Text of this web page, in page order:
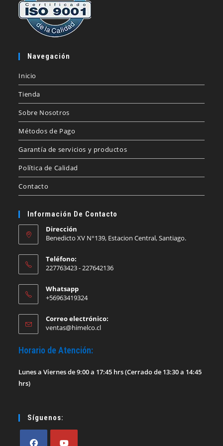
Navegación
Inicio
Tienda
Sobre Nosotros
Métodos de Pago
Garantía de servicios y productos
Política de Calidad
Contacto
Información De Contacto
Dirección
Benedicto XV N°139, Estacion Central, Santiago.
Teléfono:
227763423 - 227642136
Whatsapp
+56963419324
Correo electrónico:
ventas@himelco.clSe
Horario de Atención:
Lunes a Viernes de 9:00 a 17:45 hrs (Cerrado de 13:30 a 14:45
hrs)
Síguenos: